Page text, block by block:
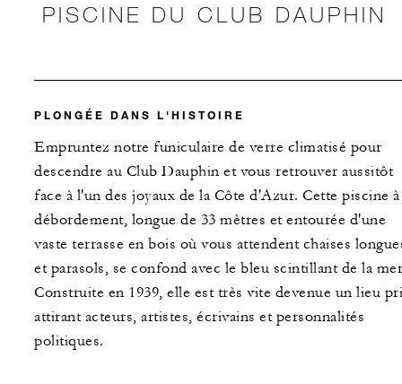
PISCINE DU CLUB DAUPHIN
PLONGÉE DANS L'HISTOIRE
Empruntez notre funiculaire de verre climatisé pour
descendre au Club Dauphin et vous retrouver aussitôt
face à l'un des joyaux de la Côte d'Azur. Cette piscine à
débordement, longue de 33 mètres et entourée d'une
vaste terrasse en bois où vous attendent chaises
et parasols, se confond avec le bleu scintillant de la
Construite en 1939, elle est très vite devenue un lieu
attirant acteurs, artistes, écrivains et personnalités
politiques.